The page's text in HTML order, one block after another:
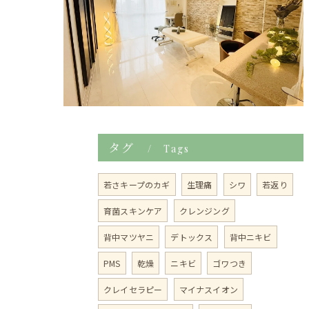
タグ Tags
若さキープのカギ 生理痛 シワ 若返り
育菌スキンケア クレンジング
背中マツヤニ デトックス 背中ニキビ
PMS 乾燥 ニキビ ゴワつき
クレイセラピー マイナスイオン